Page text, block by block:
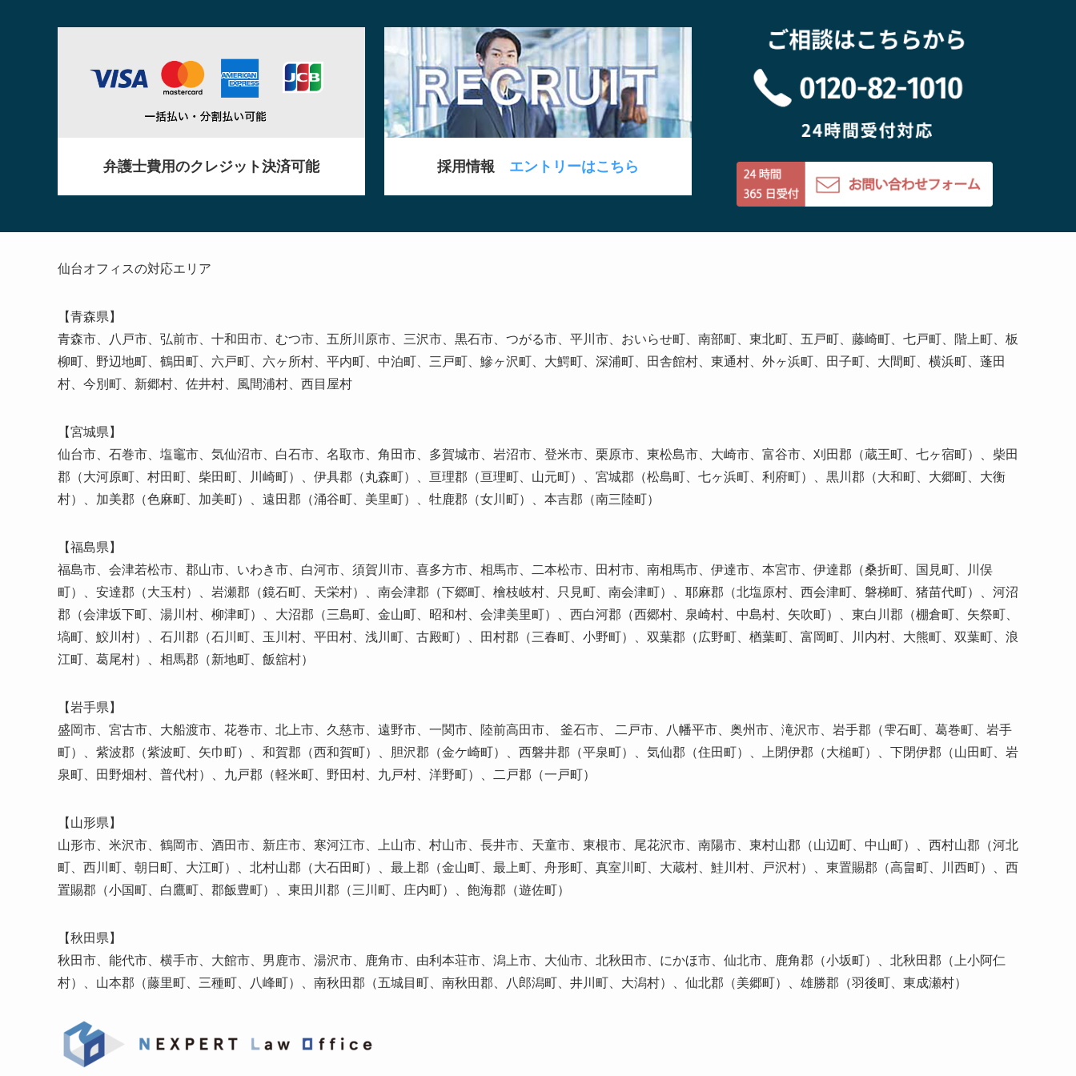
弁護士費用のクレジット決済可能 採用情報 エントリーはこちら
仙台オフィスの対応エリア
【青森県】
青森市、八戸市、弘前市、十和田市、むつ市、五所川原市、三沢市、黒石市、つがる市、平川市、おいらせ町、南部町、東北町、五戸町、藤崎町、七戸町、階上町、板
柳町、野辺地町、鶴田町、六戸町、六ヶ所村、平内町、中泊町、三戸町、鰺ヶ沢町、大鰐町、深浦町、田舎館村、東通村、外ヶ浜町、田子町、大間町、横浜町、蓬田
村、今別町、新郷村、佐井村、風間浦村、西目屋村
【宮城県】
仙台市、石巻市、塩竈市、気仙沼市、白石市、名取市、角田市、多賀城市、岩沼市、登米市、栗原市、東松島市、大崎市、富谷市、刈田郡（蔵王町、七ヶ宿町）、柴田
郡（大河原町、村田町、柴田町、川崎町）、伊具郡（丸森町）、亘理郡（亘理町、山元町）、宮城郡（松島町、七ヶ浜町、利府町）、黒川郡（大和町、大郷町、大衡
村）、加美郡（色麻町、加美町）、遠田郡（涌谷町、美里町）、牡鹿郡（女川町）、本吉郡（南三陸町）
【福島県】
福島市、会津若松市、郡山市、いわき市、白河市、須賀川市、喜多方市、相馬市、二本松市、田村市、南相馬市、伊達市、本宮市、伊達郡（桑折町、国見町、川俣
町）、安達郡（大玉村）、岩瀬郡（鏡石町、天栄村）、南会津郡（下郷町、檜枝岐村、只見町、南会津町）、耶麻郡（北塩原村、西会津町、磐梯町、猪苗代町）、河沼
郡（会津坂下町、湯川村、柳津町）、大沼郡（三島町、金山町、昭和村、会津美里町）、西白河郡（西郷村、泉崎村、中島村、矢吹町）、東白川郡（棚倉町、矢祭町、
塙町、鮫川村）、石川郡（石川町、玉川村、平田村、浅川町、古殿町）、田村郡（三春町、小野町）、双葉郡（広野町、楢葉町、富岡町、川内村、大熊町、双葉町、浪
江町、葛尾村）、相馬郡（新地町、飯舘村）
【岩手県】
盛岡市、宮古市、大船渡市、花巻市、北上市、久慈市、遠野市、一関市、陸前高田市、 釜石市、 二戸市、八幡平市、奥州市、滝沢市、岩手郡（雫石町、葛巻町、岩手
町）、紫波郡（紫波町、矢巾町）、和賀郡（西和賀町）、胆沢郡（金ケ崎町）、西磐井郡（平泉町）、気仙郡（住田町）、上閉伊郡（大槌町）、下閉伊郡（山田町、岩
泉町、田野畑村、普代村）、九戸郡（軽米町、野田村、九戸村、洋野町）、二戸郡（一戸町）
【山形県】
山形市、米沢市、鶴岡市、酒田市、新庄市、寒河江市、上山市、村山市、長井市、天童市、東根市、尾花沢市、南陽市、東村山郡（山辺町、中山町）、西村山郡（河北
町、西川町、朝日町、大江町）、北村山郡（大石田町）、最上郡（金山町、最上町、舟形町、真室川町、大蔵村、鮭川村、戸沢村）、東置賜郡（高畠町、川西町）、西
置賜郡（小国町、白鷹町、郡飯豊町）、東田川郡（三川町、庄内町）、飽海郡（遊佐町）
【秋田県】
秋田市、能代市、横手市、大館市、男鹿市、湯沢市、鹿角市、由利本荘市、潟上市、大仙市、北秋田市、にかほ市、仙北市、鹿角郡（小坂町）、北秋田郡（上小阿仁
村）、山本郡（藤里町、三種町、八峰町）、南秋田郡（五城目町、南秋田郡、八郎潟町、井川町、大潟村）、仙北郡（美郷町）、雄勝郡（羽後町、東成瀬村）